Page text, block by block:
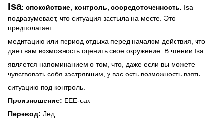
Isa: спокойствие, контроль, сосредоточенность. Isa
подразумевает, что ситуация застыла на месте. Это
предполагает
медитацию или период отдыха перед началом действия, что
дает вам возможность оценить свое окружение. В чтении Isa
является напоминанием о том, что, даже если вы можете
чувствовать себя застрявшим, у вас есть возможность взять
ситуацию под контроль.
Произношение: ЕЕЕ-сах
Перевод: Лед